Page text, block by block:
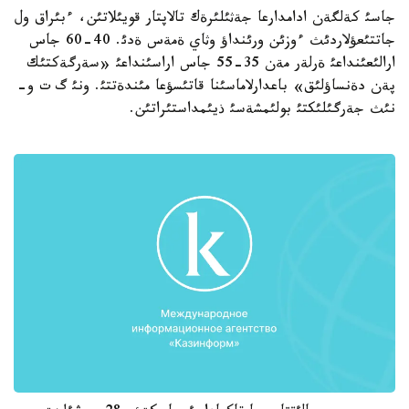
جاسئ كةلگةن ادامدارعا جةثئلئرةك تالاپتار قويئلاتئن، ءبئراق ول
جاتتئعؤلاردئث ءوزئن ورئنداؤ وثاي ةمةس ةدئ. 40-60 جاس
ارالئعئنداعئ ةرلةر مةن 35-55 جاس اراسئنداعئ «سةرگةكتئك
پةن دةنساؤلئق» باعدارلاماسئنا قاتئسؤعا مئندةتتئ. ونئ گ ت و-
نئث جةرگئلئكتئ بولئمشةسئ ذيئمداستئراتئن.